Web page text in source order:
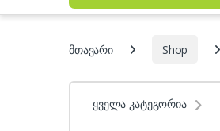
მთავარი Shop
ყველა კატეგორია